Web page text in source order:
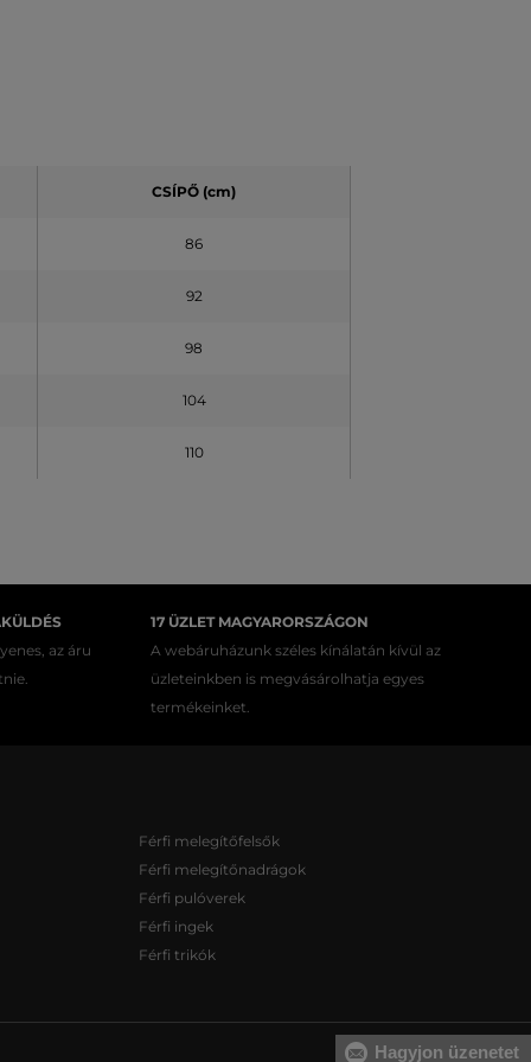
CSÍPŐ (cm)
86
92
98
104
110
az áru
17 ÜZLET MAGYARORSZÁGON
A webáruházunk széles kínálatán kívül az
üzleteinkben is megvásárolhatja egyes
termékeinket.
Férfi melegítőfelsők
Férfi melegítőnadrágok
Férfi pulóverek
Férfi ingek
Férfi trikók
Hagyjon üzenetet